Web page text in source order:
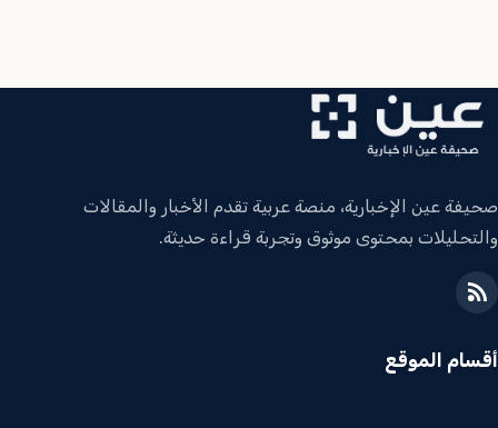
صحيفة عين الإخبارية، منصة عربية تقدم الأخبار والمقالات
والتحليلات بمحتوى موثوق وتجربة قراءة حديثة.
أقسام الموقع